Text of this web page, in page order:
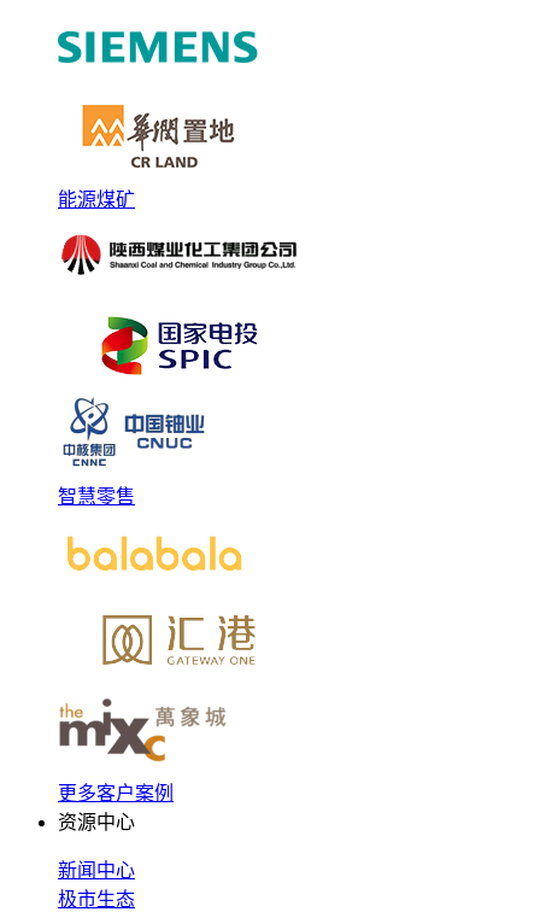
能源煤矿
智慧零售
更多客户案例
资源中心
新闻中心
极市生态